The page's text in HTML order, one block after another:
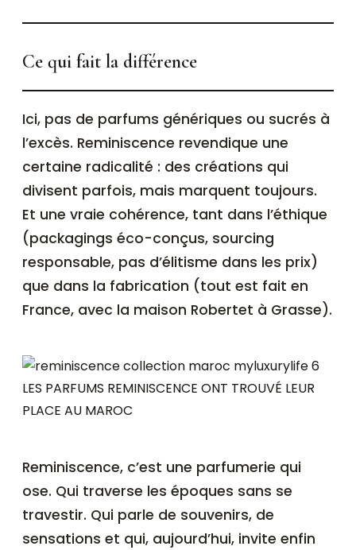
Ce qui fait la différence
Ici, pas de parfums génériques ou sucrés à
l’excès. Reminiscence revendique une
certaine radicalité : des créations qui
divisent parfois, mais marquent toujours.
Et une vraie cohérence, tant dans l’éthique
(packagings éco-conçus, sourcing
responsable, pas d’élitisme dans les prix)
que dans la fabrication (tout est fait en
France, avec la maison Robertet à Grasse).
Reminiscence, c’est une parfumerie qui
ose. Qui traverse les époques sans se
travestir. Qui parle de souvenirs, de
sensations et qui, aujourd’hui, invite enfin